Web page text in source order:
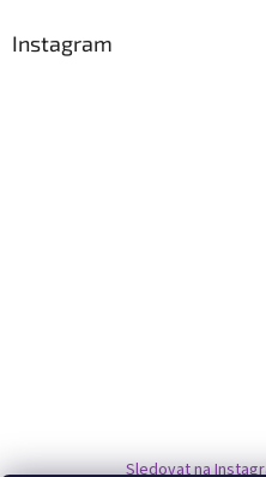
Instagram
Sledovat na